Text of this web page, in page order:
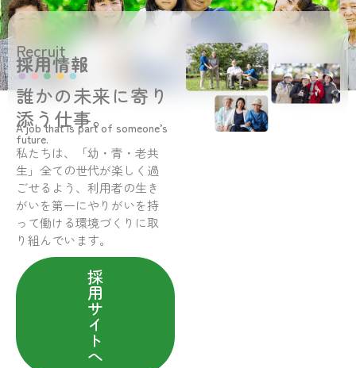
Recruit
採用情報
誰かの未来に寄り
添う仕事。
A job that is part of someone’s
future.
私たちは、「幼・青・老共
生」全ての世代が楽しく過
ごせるよう、利用者の生き
がいを第一にやりがいを持
って働ける環境づくりに取
り組んでいます。
採
用
サ
イ
ト
へ